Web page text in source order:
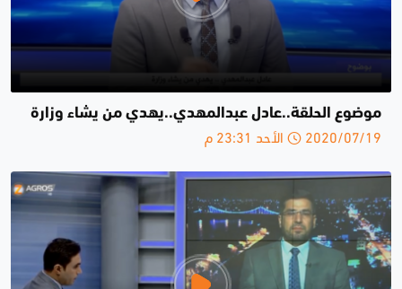
موضوع الحلقة..عادل عبدالمهدي..يهدي من يشاء وزارة
2020/07/19 الأحد 23:31 م